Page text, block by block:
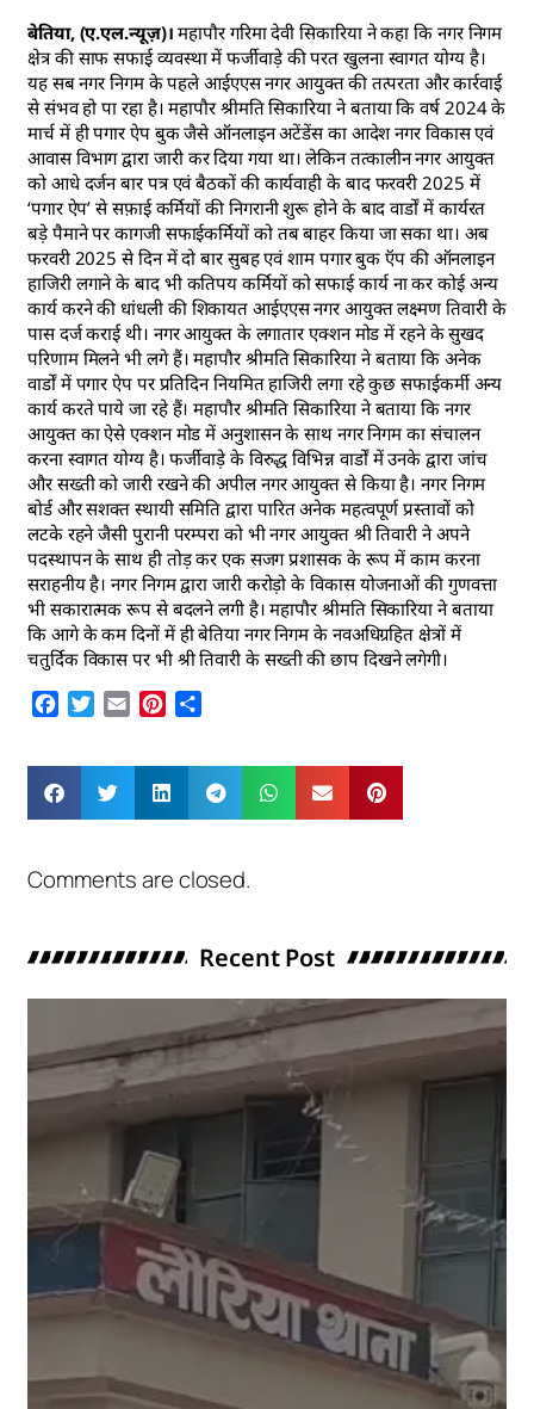
बेतिया, (ए.एल.न्यूज़)। महापौर गरिमा देवी सिकारिया ने कहा कि नगर निगम
क्षेत्र की साफ सफाई व्यवस्था में फर्जीवाड़े की परत खुलना स्वागत योग्य है।
यह सब नगर निगम के पहले आईएएस नगर आयुक्त की तत्परता और कार्रवाई
से संभव हो पा रहा है। महापौर श्रीमति सिकारिया ने बताया कि वर्ष 2024 के
मार्च में ही पगार ऐप बुक जैसे ऑनलाइन अटेंडेंस का आदेश नगर विकास एवं
आवास विभाग द्वारा जारी कर दिया गया था। लेकिन तत्कालीन नगर आयुक्त
को आधे दर्जन बार पत्र एवं बैठकों की कार्यवाही के बाद फरवरी 2025 में
‘पगार ऐप’ से सफ़ाई कर्मियों की निगरानी शुरू होने के बाद वार्डों में कार्यरत
बड़े पैमाने पर कागजी सफाईकर्मियों को तब बाहर किया जा सका था। अब
फरवरी 2025 से दिन में दो बार सुबह एवं शाम पगार बुक ऍप की ऑनलाइन
हाजिरी लगाने के बाद भी कतिपय कर्मियों को सफाई कार्य ना कर कोई अन्य
कार्य करने की धांधली की शिकायत आईएएस नगर आयुक्त लक्ष्मण तिवारी के
पास दर्ज कराई थी। नगर आयुक्त के लगातार एक्शन मोड में रहने के सुखद
परिणाम मिलने भी लगे हैं। महापौर श्रीमति सिकारिया ने बताया कि अनेक
वार्डों में पगार ऐप पर प्रतिदिन नियमित हाजिरी लगा रहे कुछ सफाईकर्मी अन्य
कार्य करते पाये जा रहे हैं। महापौर श्रीमति सिकारिया ने बताया कि नगर
आयुक्त का ऐसे एक्शन मोड में अनुशासन के साथ नगर निगम का संचालन
करना स्वागत योग्य है। फर्जीवाड़े के विरुद्ध विभिन्न वार्डों में उनके द्वारा जांच
और सख्ती को जारी रखने की अपील नगर आयुक्त से किया है। नगर निगम
बोर्ड और सशक्त स्थायी समिति द्वारा पारित अनेक महत्वपूर्ण प्रस्तावों को
लटके रहने जैसी पुरानी परम्परा को भी नगर आयुक्त श्री तिवारी ने अपने
पदस्थापन के साथ ही तोड़ कर एक सजग प्रशासक के रूप में काम करना
सराहनीय है। नगर निगम द्वारा जारी करोड़ो के विकास योजनाओं की गुणवत्ता
भी सकारात्मक रूप से बदलने लगी है। महापौर श्रीमति सिकारिया ने बताया
कि आगे के कम दिनों में ही बेतिया नगर निगम के नवअधिग्रहित क्षेत्रों में
चतुर्दिक विकास पर भी श्री तिवारी के सख्ती की छाप दिखने लगेगी।
Facebook
Twitter
Email Pinterest
Comments are closed.
Recent Post